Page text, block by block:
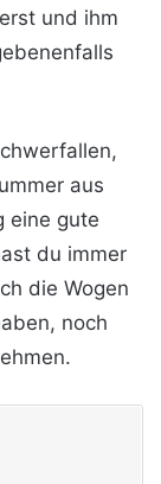
und ihm
aus
eine gute
du immer
die Wogen
noch